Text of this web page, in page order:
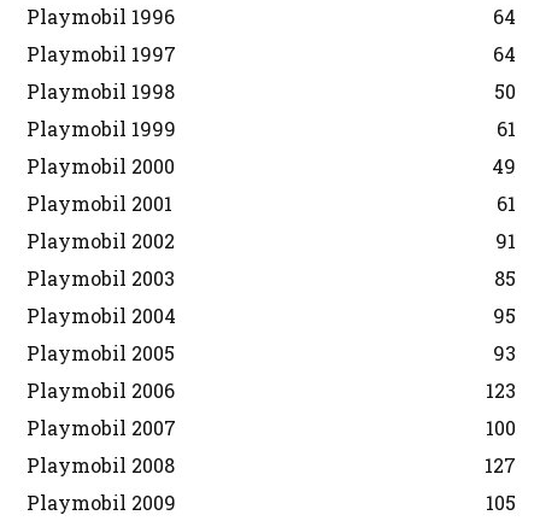
Playmobil 1996
64
Playmobil 1997
64
Playmobil 1998
50
Playmobil 1999
61
Playmobil 2000
49
Playmobil 2001
61
Playmobil 2002
91
Playmobil 2003
85
Playmobil 2004
95
Playmobil 2005
93
Playmobil 2006
123
Playmobil 2007
100
Playmobil 2008
127
Playmobil 2009
105